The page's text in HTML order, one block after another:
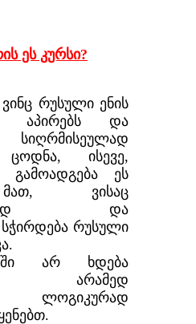
ეს კურსი?
რუსული ენის
აპირებს და
ცოდნა, ისევე,
ეს
ვისაც
და
რუსული
არ ხდება
არამედ
ლოგიკურად